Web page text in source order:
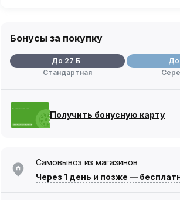
Бонусы за покупку
До 27 Б
Стандартная
До
Получить бонусную карту
Самовывоз из магазинов
Через 1 день и позже —